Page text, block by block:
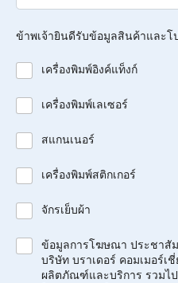
ข้าพเจ้ายินดีรับข้อมูลสินค้าและโ
เครื่องพิมพ์อิงค์แท็งก์
เครื่องพิมพ์เลเซอร์
สแกนเนอร์
เครื่องพิมพ์สติกเกอร์
จักรเย็บผ้า
ข้อมูลการโฆษณา ประชาสั
บริษัท บราเดอร์ คอมเมอร์เ
ผลิตภัณฑ์และบริการ รวมไ